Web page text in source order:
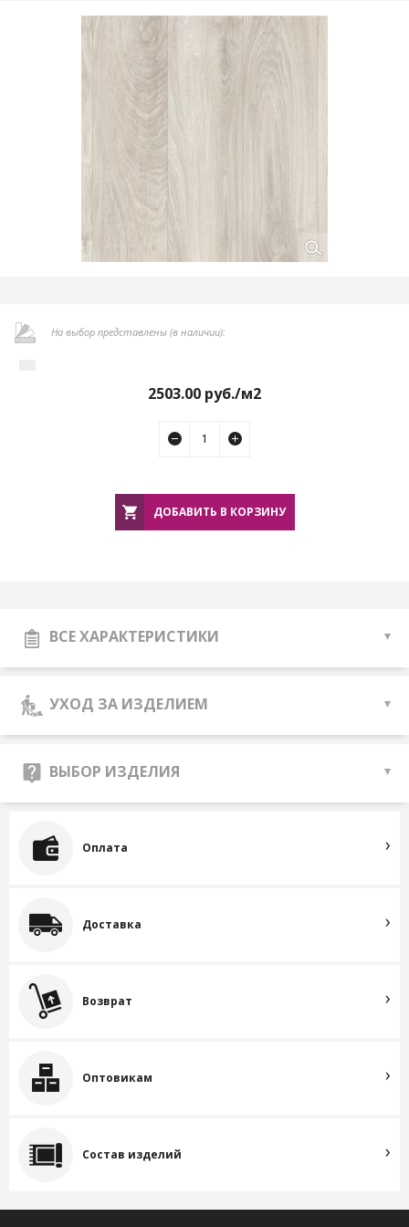
На выбор представлены (в наличии):
2503.00 руб./м2
ДОБАВИТЬ В КОРЗИНУ
ВСЕ ХАРАКТЕРИСТИКИ
УХОД ЗА ИЗДЕЛИЕМ
ВЫБОР ИЗДЕЛИЯ
Оплата
Доставка
Возврат
Оптовикам
Состав изделий